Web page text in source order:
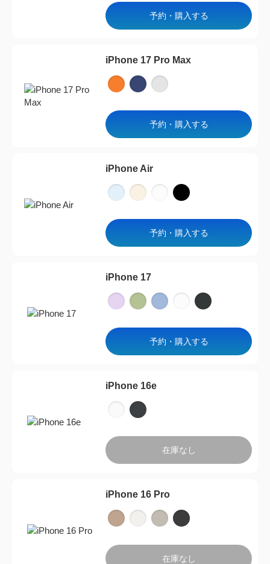
予約・購入する
iPhone 17 Pro Max
予約・購入する
iPhone Air
予約・購入する
iPhone 17
予約・購入する
iPhone 16e
在庫なし
iPhone 16 Pro
在庫なし